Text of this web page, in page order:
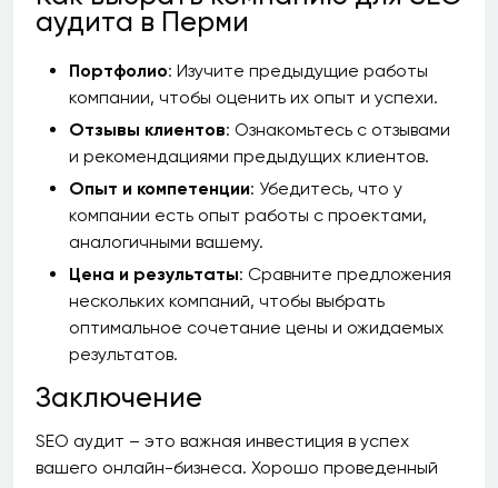
аудита в Перми
Портфолио: Изучите предыдущие работы
компании, чтобы оценить их опыт и успехи.
Отзывы клиентов: Ознакомьтесь с отзывами
и рекомендациями предыдущих клиентов.
Опыт и компетенции: Убедитесь, что у
компании есть опыт работы с проектами,
аналогичными вашему.
Цена и результаты: Сравните предложения
нескольких компаний, чтобы выбрать
оптимальное сочетание цены и ожидаемых
результатов.
Заключение
SEO аудит – это важная инвестиция в успех
вашего онлайн-бизнеса. Хорошо проведенный